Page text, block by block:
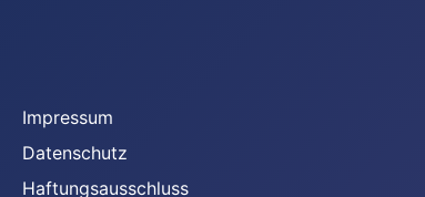
Impressum
Datenschutz
Haftungsausschluss